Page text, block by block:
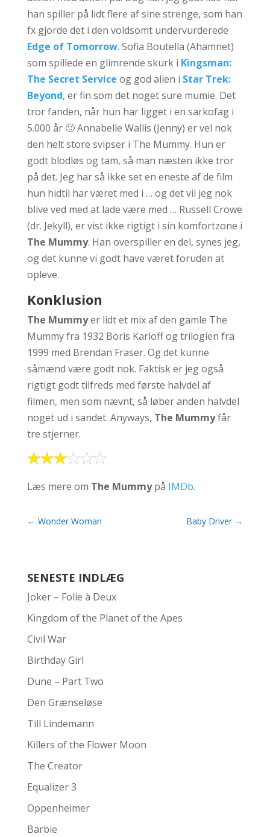
han spiller på lidt flere af sine strenge, som han
fx gjorde det i den voldsomt undervurderede
Edge of Tomorrow. Sofia Boutella (Ahamnet)
som spillede en glimrende skurk i Kingsman:
The Secret Service og god alien i Star Trek:
Beyond, er fin som det noget sure mumie. Det
tror fanden, når hun har ligget i en sarkofag i
5.000 år 🙂 Annabelle Wallis (Jenny) er vel nok
den helt store svipser i The Mummy. Hun er
godt blodløs og tam, så man næsten ikke tror
på det. Jeg har så ikke set en eneste af de film
hun hidtil har været med i … og det vil jeg nok
blive ved med at lade være med … Russell Crowe
(dr. Jekyll), er vist ikke rigtigt i sin komfortzone i
The Mummy. Han overspiller en del, synes jeg,
og det kunne vi godt have været foruden at
opleve.
Konklusion
The Mummyer lidt et mix af den gamle The
Mummy fra 1932 Boris Karloff og trilogien fra
1999 med Brendan Fraser. Og det kunne
såmænd være godt nok. Faktisk er jeg også
rigtigt godt tilfreds med første halvdel af
filmen, men som nævnt, så løber anden halvdel
noget ud i sandet. Anyways, The Mummyfår
tre stjerner.
Læs mere om The Mummypå IMDb.
← Wonder Woman Baby Driver →
SENESTE INDLÆG
Joker – Folie à Deux
Kingdom of the Planet of the Apes
Civil War
Birthday Girl
Dune – Part Two
Den Grænseløse
Till Lindemann
Killers of the Flower Moon
The Creator
Equalizer 3
Oppenheimer
Barbie